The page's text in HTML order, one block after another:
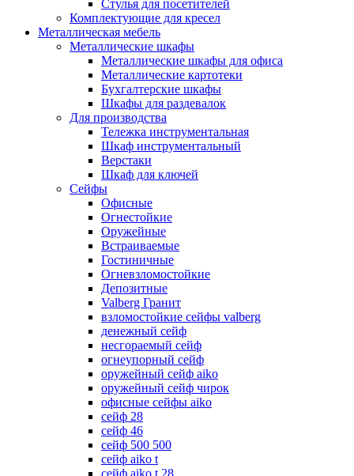
Стулья для посетителей
Комплектующие для кресел
Металлическая мебель
Металлические шкафы
Металлические шкафы для офиса
Металлические картотеки
Бухгалтерские шкафы
Шкафы для раздевалок
Для производства
Тележка инструментальная
Шкаф инструментальный
Верстаки
Шкаф для ключей
Сейфы
Офисные
Огнестойкие
Оружейные
Встраиваемые
Гостиничные
Огневзломостойкие
Депозитные
Valberg Гранит
взломостойкие сейфы valberg
денежный сейф
несгораемый сейф
огнеупорный сейф
оружейный сейф aiko
оружейный сейф чирок
офисные сейфы aiko
сейф 28
сейф 46
сейф 500 500
сейф aiko t
сейф aiko t 28